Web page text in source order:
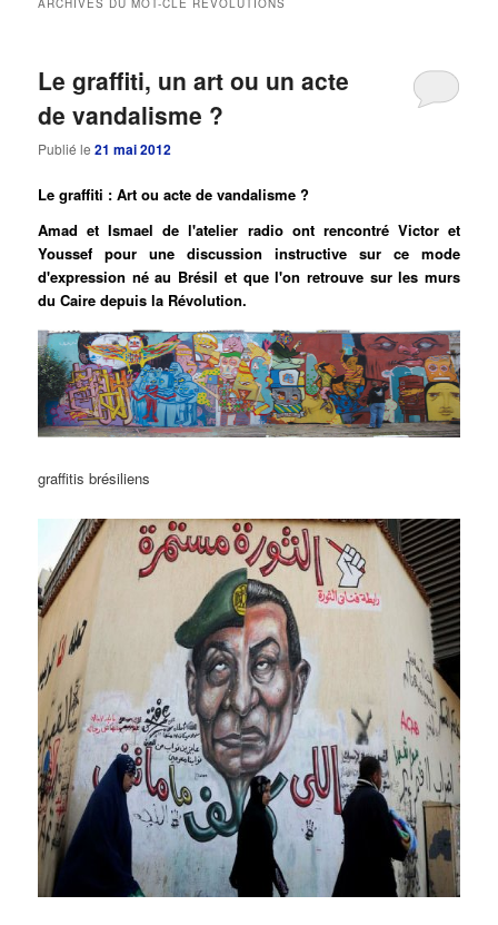
ARCHIVES DU MOT-CLÉ REVOLUTIONS
Le graffiti, un art ou un acte
de vandalisme ?
Publié le21 mai 2012
Le graffiti : Art ou acte de vandalisme ?
Amad et Ismael de l'atelier radio ont rencontré Victor et
Youssef pour une discussion instructive sur ce mode
d'expression né au Brésil et que l'on retrouve sur les murs
du Caire depuis la Révolution.
graffitis brésiliens